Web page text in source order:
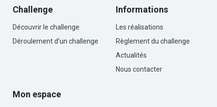
Challenge
Découvrir le challenge
Déroulement d’un challenge
Informations
Les réalisations
Règlement du challenge
Actualités
Nous contacter
Mon espace